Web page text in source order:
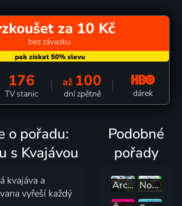
za 10 Kč
bez závazku
176
TV stanic
až 100
dní zpětně dárek
o pořadu:
s Kvajávou
kvajáva a
vyřeší každý
Podobné
pořady
Archibaldovy velké plány
Normálka: Ztracené nahrávky